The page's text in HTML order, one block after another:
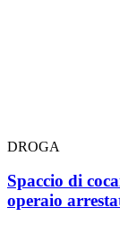
DROGA
Spaccio di
operaio